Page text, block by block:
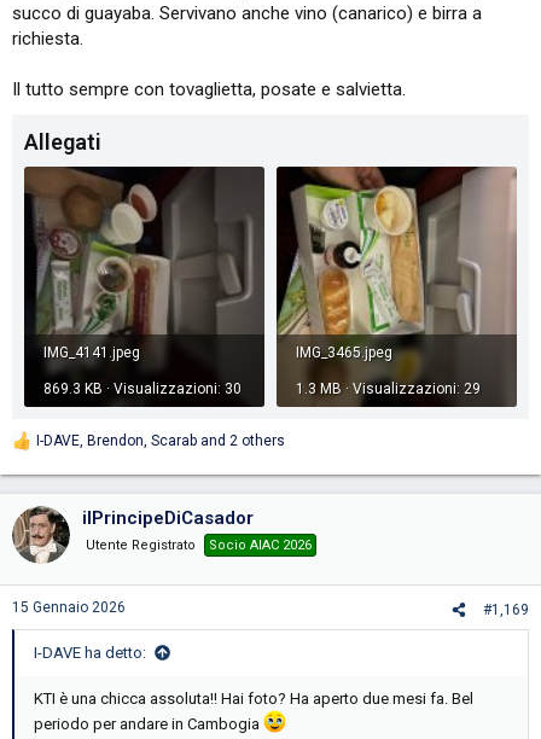
succo di guayaba. Servivano anche vino (canarico) e birra a
richiesta.
Il tutto sempre con tovaglietta, posate e salvietta.
Allegati
IMG_4141.jpeg
869.3 KB · Visualizzazioni: 30
IMG_3465.jpeg
1.3 MB · Visualizzazioni: 29
R
t
i
n
s
I-DAVE Brendon Scarab and 2 others
ilPrincipeDiCasador
Utente Registrato Socio AIAC 2026
15 Gennaio 2026 #1,169
I-DAVE ha detto:
KTI è una chicca assoluta!! Hai foto? Ha aperto due mesi fa. Bel
periodo per andare in Cambogia